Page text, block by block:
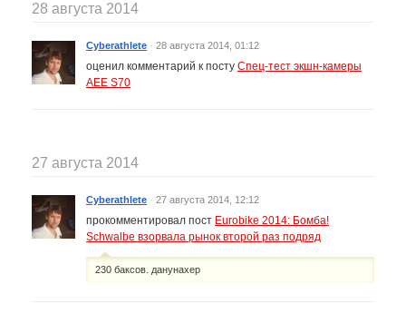
28 августа 2014
Cyberathlete · 28 августа 2014, 01:12
оценил комментарий к посту Спец-тест экшн-камеры
AEE S70
27 августа 2014
Cyberathlete · 27 августа 2014, 12:12
прокомментировал пост Eurobike 2014: Бомба!
Schwalbe взорвала рынок второй раз подряд
230 баксов. данунахер